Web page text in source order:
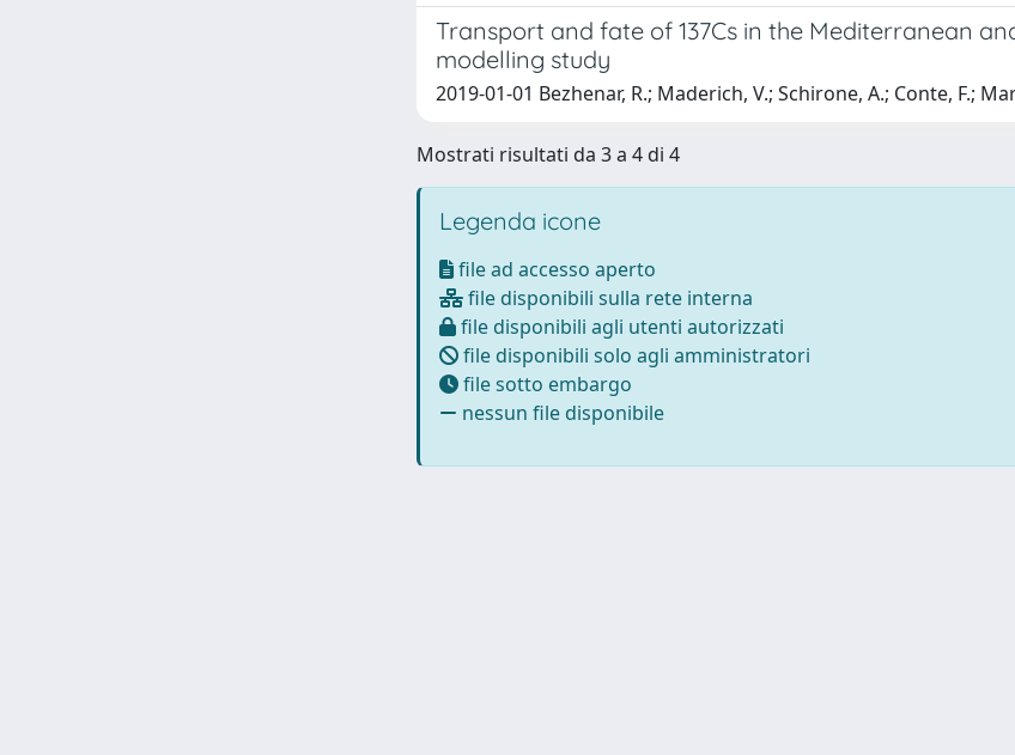
Transport and fate of 137Cs in the Mediterranean
modelling study
2019-01-01 Bezhenar, R.; Maderich, V.; Schirone, A.; Conte, F.;
Mostrati risultati da 3 a 4 di 4
Legenda icone
file ad accesso aperto
file disponibili sulla rete interna
file disponibili agli utenti autorizzati
file disponibili solo agli amministratori
file sotto embargo
nessun file disponibile